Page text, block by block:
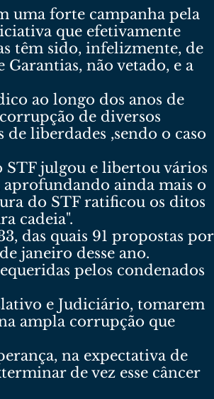
uma forte campanha pela
que efetivamente
têm sido, infelizmente, de
não vetado, e a
ao longo dos anos de
de diversos
liberdades ,sendo o caso
julgou e libertou vários
aprofundando ainda mais o
do STF ratificou os ditos
cadeia".
das quais 91 propostas por
janeiro desse ano.
pelos condenados
e Judiciário, tomarem
ampla corrupção que
na expectativa de
de vez esse câncer